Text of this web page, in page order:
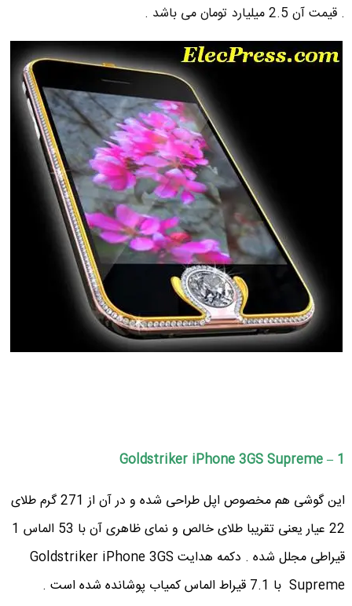
. قیمت آن 2.5 میلیارد تومان می باشد .
1 – Goldstriker iPhone 3GS Supreme
این گوشی هم مخصوص اپل طراحی شده و در آن از 271 گرم طلای
22 عیار یعنی تقریبا طلای خالص و نمای ظاهری آن با 53 الماس 1
قیراطی مجلل شده . دکمه هدایت Goldstriker iPhone 3GS
Supreme با 7.1 قیراط الماس کمیاب پوشانده شده است .